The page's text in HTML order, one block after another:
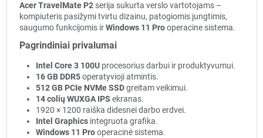
Acer TravelMate P2serija sukurta verslo vartotojams –
kompiuteris pasižymi tvirtu dizainu, patogiomis jungtimis,
saugumo funkcijomis irWindows 11 Prooperacine sistema.
Pagrindiniai privalumai
Intel Core 3 100Uprocesorius darbui ir produktyvumui.
16 GB DDR5operatyvioji atmintis.
512 GB PCIe NVMe SSDgreitam veikimui.
14 colių WUXGA IPS ekranas.
1920 × 1200 raiška didesnei darbo erdvei.
Intel Graphicsintegruota grafika.
Windows 11 Prooperacinė sistema.